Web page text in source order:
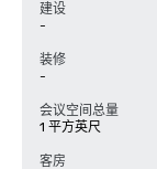
建设
-
装修
-
会议空间总量
1 平方英尺
客房